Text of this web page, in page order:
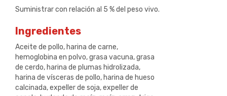
Suministrar con relación al 5 % del peso vivo.
Ingredientes
Aceite de pollo, harina de carne,
hemoglobina en polvo, grasa vacuna, grasa
de cerdo, harina de plumas hidrolizada,
harina de vísceras de pollo, harina de hueso
calcinada, expeller de soja, expeller de